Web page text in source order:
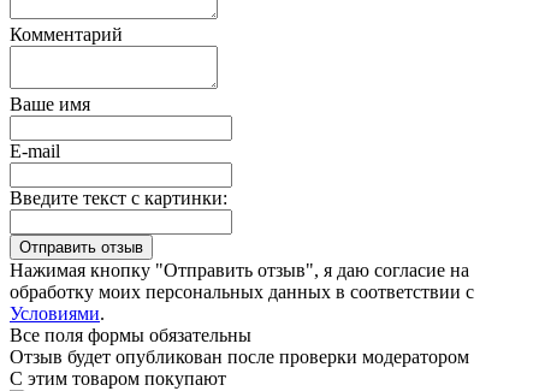
Комментарий
Ваше имя
E-mail
Введите текст с картинки:
Нажимая кнопку "Отправить отзыв", я даю согласие на
обработку моих персональных данных в соответствии с
Условиями.
Все поля формы обязательны
Отзыв будет опубликован после проверки модератором
С этим товаром покупают